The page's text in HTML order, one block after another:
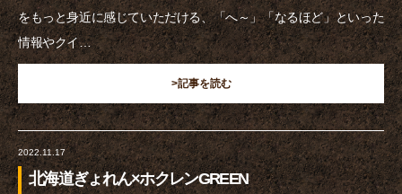
をもっと身近に感じていただける、「へ～」「なるほど」といった
情報やクイ…
>記事を読む
2022.11.17
北海道ぎょれん×ホクレンGREEN